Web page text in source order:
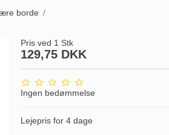
borde /
Pris ved 1 Stk
129,75 DKK
Ingen bedømmelse
Lejepris for 4 dage